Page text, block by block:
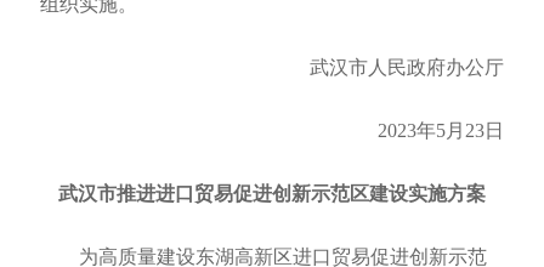
组织实施。
武汉市人民政府办公厅
2023年5月23日
武汉市推进进口贸易促进创新示范区建设实施方案
为高质量建设东湖高新区进口贸易促进创新示范